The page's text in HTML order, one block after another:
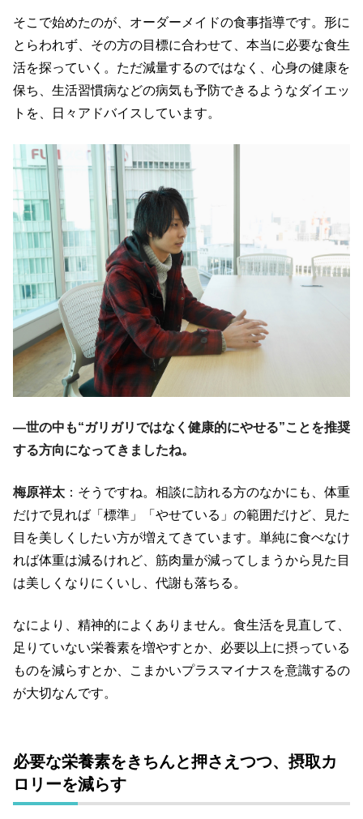
そこで始めたのが、オーダーメイドの食事指導です。形に
とらわれず、その方の目標に合わせて、本当に必要な食生
活を探っていく。ただ減量するのではなく、心身の健康を
保ち、生活習慣病などの病気も予防できるようなダイエッ
トを、日々アドバイスしています。
―世の中も“ガリガリではなく健康的にやせる”ことを推奨
する方向になってきましたね。
梅原祥太 ：そうですね。相談に訪れる方のなかにも、体重
だけで見れば「標準」「やせている」の範囲だけど、見た
目を美しくしたい方が増えてきています。単純に食べなけ
れば体重は減るけれど、筋肉量が減ってしまうから見た目
は美しくなりにくいし、代謝も落ちる。
なにより、精神的によくありません。食生活を見直して、
足りていない栄養素を増やすとか、必要以上に摂っている
ものを減らすとか、こまかいプラスマイナスを意識するの
が大切なんです。
必要な栄養素をきちんと押さえつつ、摂取カ
ロリーを減らす